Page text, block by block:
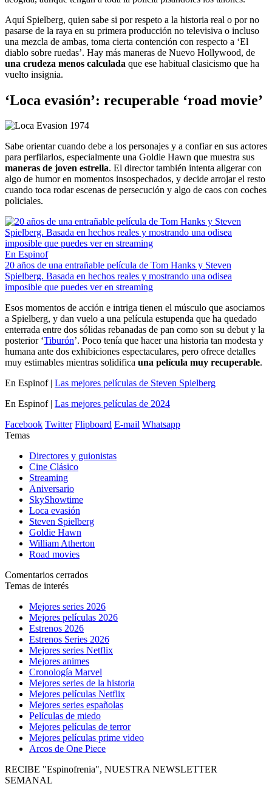
Aquí Spielberg, quien sabe si por respeto a la historia real o por no
pasarse de la raya en su primera producción no televisiva o incluso
una mezcla de ambas, toma cierta contención con respecto a ‘El
diablo sobre ruedas’. Hay más maneras de Nuevo Hollywood, de
una crudeza menos calculada que ese habitual clasicismo que ha
vuelto insignia.
‘Loca evasión’: recuperable ‘road movie’
Sabe orientar cuando debe a los personajes y a confiar en sus actores
para perfilarlos, especialmente una Goldie Hawn que muestra sus
maneras de joven estrella. El director también intenta aligerar con
algo de humor en momentos insospechados, y decide arrojar el resto
cuando toca rodar escenas de persecución y algo de caos con coches
policiales.
En Espinof
20 años de una entrañable película de Tom Hanks y Steven
Spielberg. Basada en hechos reales y mostrando una odisea
imposible que puedes ver en streaming
Esos momentos de acción e intriga tienen el músculo que asociamos
a Spielberg, y dan vuelo a una película estupenda que ha quedado
enterrada entre dos sólidas rebanadas de pan como son su debut y la
posterior ‘Tiburón’. Poco tenía que hacer una historia tan modesta y
humana ante dos exhibiciones espectaculares, pero ofrece detalles
muy estimables mientras solidifica una película muy recuperable.
En Espinof | Las mejores películas de Steven Spielberg
En Espinof | Las mejores películas de 2024
Facebook Twitter Flipboard E-mail Whatsapp
Temas
Directores y guionistas
Cine Clásico
Streaming
Aniversario
SkyShowtime
Loca evasión
Steven Spielberg
Goldie Hawn
William Atherton
Road movies
Comentarios cerrados
Temas de interés
Mejores series 2026
Mejores películas 2026
Estrenos 2026
Estrenos Series 2026
Mejores series Netflix
Mejores animes
Cronología Marvel
Mejores series de la historia
Mejores películas Netflix
Mejores series españolas
Películas de miedo
Mejores películas de terror
Mejores películas prime video
Arcos de One Piece
RECIBE "Espinofrenia", NUESTRA NEWSLETTER
SEMANAL